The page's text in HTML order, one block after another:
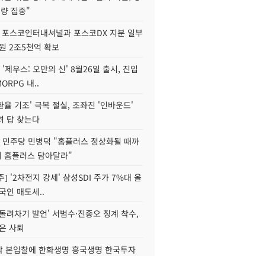
집중"
스코인터내셔널과 포스코DX 지분 일부
2조5천억 확보
제우스: 오만의 신' 8월26일 출시, 진입
내..
율 기조' 극복 절실, 조좌진 '인바운드'
답 찾는다
주당 민병덕 "홈플러스 정상화될 때까
홈플러스 담아달라"
] '2차전지 강세' 삼성SDI 주가 7%대 올
인 매도세..
려차기 발언' 서범수·진종오 징계 착수,
사퇴
본입찰에 한화생명 흥국생명 한국투자